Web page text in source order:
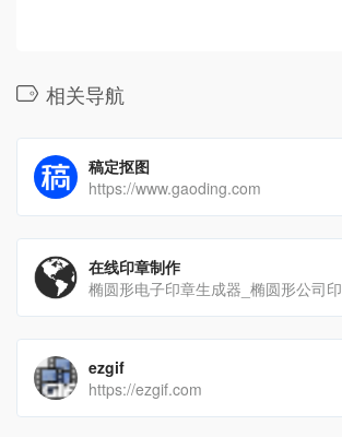
相关导航
稿定抠图
https://www.gaoding.com
在线印章制作
ezgif
https://ezgif.com